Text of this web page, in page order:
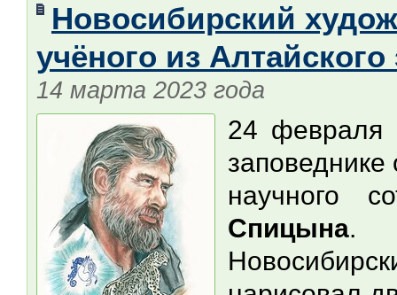
Новосибирский
учёного из
14 марта 2023 года
24 февраля
научного
Спицына.